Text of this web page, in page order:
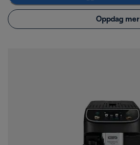
Oppdag mer